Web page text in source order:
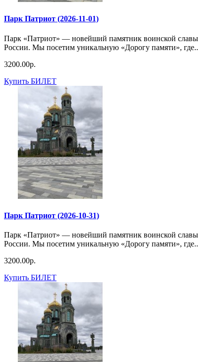
Парк Патриот (2026-11-01)
Парк «Патриот» — новейший памятник воинской славы
России. Мы посетим уникальную «Дорогу памяти», где..
3200.00р.
Купить БИЛЕТ
Парк Патриот (2026-10-31)
Парк «Патриот» — новейший памятник воинской славы
России. Мы посетим уникальную «Дорогу памяти», где..
3200.00р.
Купить БИЛЕТ